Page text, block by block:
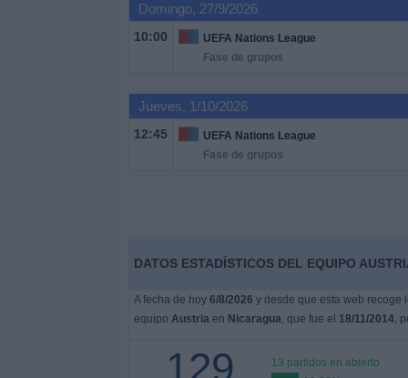
Domingo, 27/9/2026
10:00
UEFA Nations League
Fase de grupos
Jueves, 1/10/2026
12:45
UEFA Nations League
Fase de grupos
DATOS ESTADÍSTICOS DEL EQUIPO
A fecha de hoy 6/8/2026 y desde que esta web recoge
equipo Austriaen Nicaragua, que fue el 18/11/2014,
129
13 partidos en abierto